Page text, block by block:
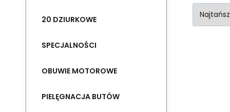
20 DZIURKOWE
SPECJALNOŚCI
OBUWIE MOTOROWE
PIELĘGNACJA BUTÓW